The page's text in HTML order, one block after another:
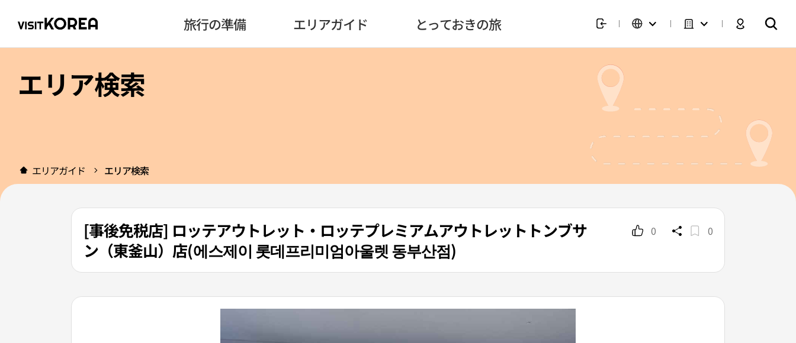
旅行の準備 エリアガイド とっておきの旅
エリア検索
エリアガイド エリア検索
[事後免税店] ロッテアウトレット・ロッテプレミアムアウトレットトンブサ
ン（東釜山）店(에스제이 롯데프리미엄아울렛 동부산점)
0 0